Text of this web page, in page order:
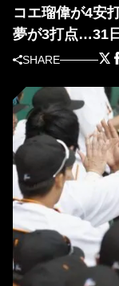
コエ瑠偉が4安
夢が3打点…31
SHARE